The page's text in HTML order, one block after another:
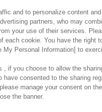
について カスタマーハラス
and to personalize content
partners, who may
your use of their services.
each cookie. You have the right
Personal Information] to
, if you choose to allow the
have consented to the sharing
manage your consent on
the banner.